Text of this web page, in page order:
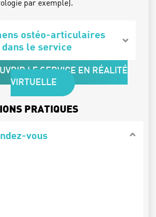
par exemple).
ostéo-articulaires
le service
LE SERVICE EN RÉALITÉ
VIRTUELLE
PRATIQUES
vous